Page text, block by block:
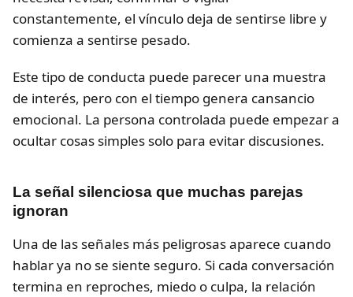
constantemente, el vínculo deja de sentirse libre y
comienza a sentirse pesado.
Este tipo de conducta puede parecer una muestra
de interés, pero con el tiempo genera cansancio
emocional. La persona controlada puede empezar a
ocultar cosas simples solo para evitar discusiones.
La señal silenciosa que muchas parejas
ignoran
Una de las señales más peligrosas aparece cuando
hablar ya no se siente seguro. Si cada conversación
termina en reproches, miedo o culpa, la relación